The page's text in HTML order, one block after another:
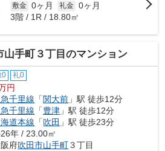
敷金 0ヶ月 礼金 0ヶ月
3階 / 1R / 18.80㎡
山手町３丁目のマンション
0 礼0
円
千里線 「関大前 」駅 徒歩12分
千里線 「豊津 」駅 徒歩12分
道本線 「吹田 」駅 徒歩23分
年 / 23.00㎡
府吹田市山手町３丁目